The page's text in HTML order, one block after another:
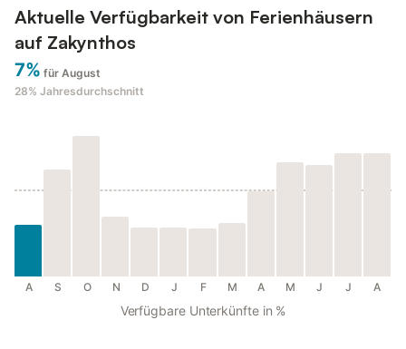
Aktuelle Verfügbarkeit von Ferienhäusern
auf Zakynthos
7% für August
28% Jahresdurchschnitt
A S O N D J F M A M J J A
Verfügbare Unterkünfte in %